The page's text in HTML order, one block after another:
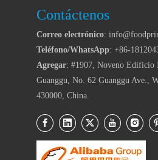
Contáctenos
Correo electrónico:
Teléfono/WhatsApp: +86-
Agregar: #1907, Noveno Edificio
Guanggu, No. 62 Guanggu Ave.,
430000, China.